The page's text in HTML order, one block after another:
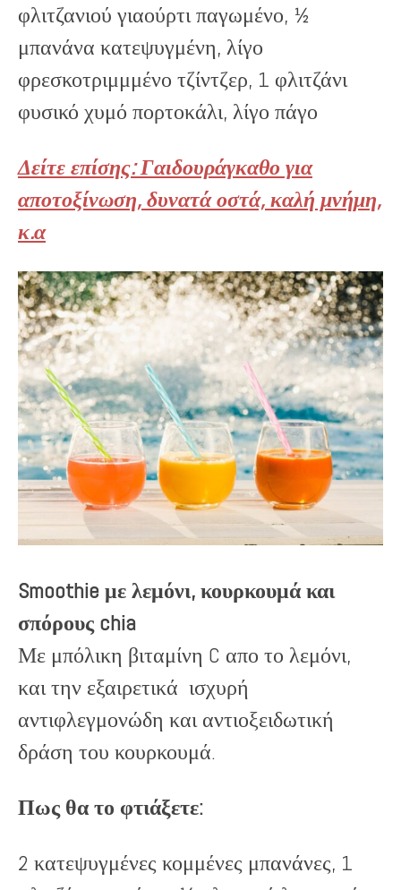
φλιτζανιού γιαούρτι παγωμένο, ½
μπανάνα κατεψυγμένη, λίγο
φρεσκοτριμμμένο τζίντζερ, 1 φλιτζάνι
φυσικό χυμό πορτοκάλι, λίγο πάγο
Δείτε επίσης: Γαιδουράγκαθο για
αποτοξίνωση, δυνατά οστά, καλή μνήμη,
κ.α
Smoothie με λεμόνι, κουρκουμά και
σπόρους chia
Με μπόλικη βιταμίνη C απο το λεμόνι,
και την εξαιρετικά ισχυρή
αντιφλεγμονώδη και αντιοξειδωτική
δράση του κουρκουμά.
Πως θα το φτιάξετε:
2 κατεψυγμένες κομμένες μπανάνες, 1